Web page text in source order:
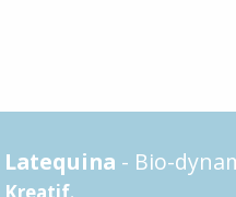
Latequina - Bio-
.